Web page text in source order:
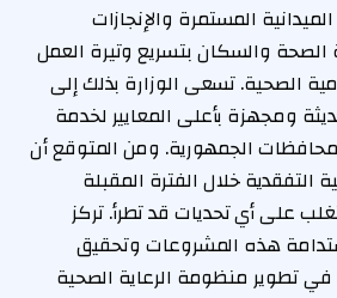
المستمرة والإنجازات
الصحة والسكان بتسريع وتيرة العمل
الصحية. تسعى الوزارة بذلك إلى
ومجهزة بأعلى المعايير لخدمة
الجمهورية. ومن المتوقع أن
التفقدية خلال الفترة المقبلة
على أي تحديات قد تطرأ. تركز
هذه المشروعات وتحقيق
تطوير منظومة الرعاية الصحية